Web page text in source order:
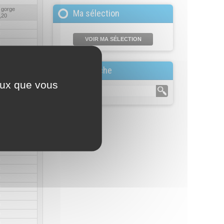
gorge
Ma sélection
VOIR MA SÉLECTION
Recherche
que vous